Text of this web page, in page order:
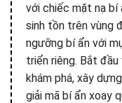
với chiếc mặt nạ bí
sinh tồn trên vùng
ngưỡng bí ẩn với
triển riêng. Bắt
khám phá, xây
giải mã bí ẩn xoay